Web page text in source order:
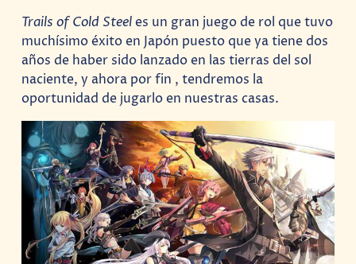
Trails of Cold Steeles un gran juego de rol que tuvo
muchísimo éxito en Japón puesto que ya tiene dos
años de haber sido lanzado en las tierras del sol
naciente, y ahora por fin , tendremos la
oportunidad de jugarlo en nuestras casas.